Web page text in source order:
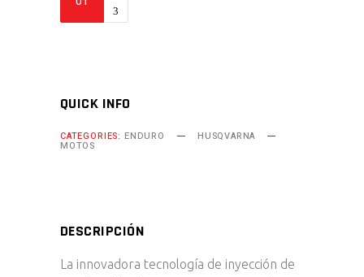
QUICK INFO
CATEGORIES: ENDURO HUSQVARNA
MOTOS
DESCRIPCIÓN
La innovadora tecnología de inyección de